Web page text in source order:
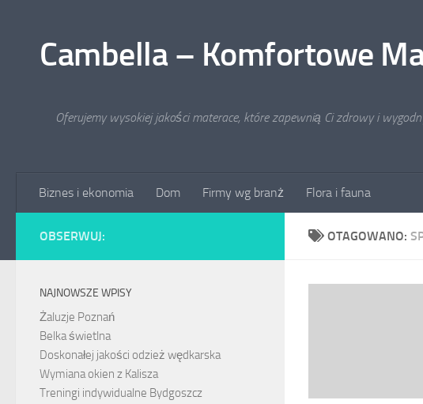
Cambella – Komfortowe
Oferujemy wysokiej jakości materace, które zapewnią Ci zdrowy i
Biznes i ekonomia Dom Firmy wg branż Flora i fauna
OTAGOWANO:
OBSERWUJ:
NAJNOWSZE WPISY
Żaluzje Poznań
Belka świetlna
Doskonałej jakości odzież wędkarska
Wymiana okien z Kalisza
Treningi indywidualne Bydgoszcz